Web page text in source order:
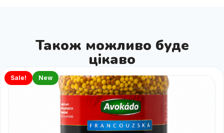
Також можливо буде
цікаво
Sale! New